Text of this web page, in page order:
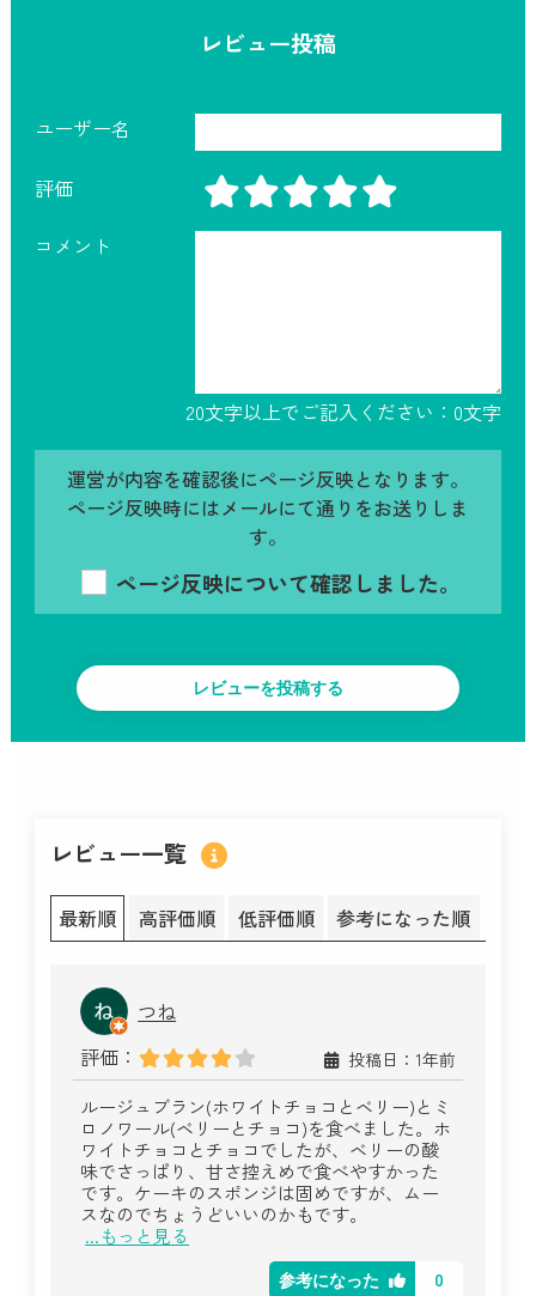
レビュー投稿
ユーザー名
評価
コメント
20文字以上でご記入ください： 0文字
運営が内容を確認後にページ反映となります。
ページ反映時にはメールにて通りをお送りしま
す。
ページ反映について確認しました。
レビュー一覧
最新順 高評価順 低評価順 参考になった順
つね
評価：
投稿日：1年前
ルージュブラン(ホワイトチョコとベリー)とミ
ロノワール(ベリーとチョコ)を食べました。ホ
ワイトチョコとチョコでしたが、ベリーの酸
味でさっぱり、甘さ控えめで食べやすかった
です。ケーキのスポンジは固めですが、ムー
スなのでちょうどいいのかもです。
...もっと見る
参考になった 0